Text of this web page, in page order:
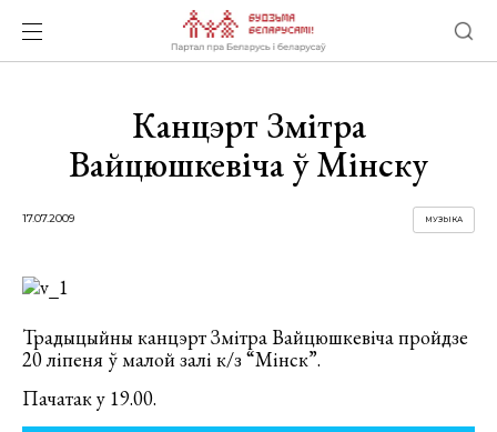
Канцэрт Змітра
Вайцюшкевіча ў Мінску
17.07.2009 МУЗЫКА
Традыцыйны канцэрт Змітра Вайцюшкевіча пройдзе
20 ліпеня ў малой залі к/з “Мінск”.
Пачатак у 19.00.